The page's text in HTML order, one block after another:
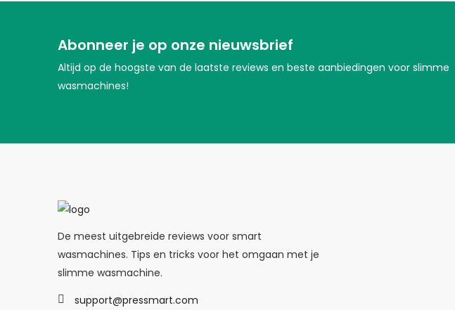
Abonneer je op onze nieuwsbrief
Altijd op de hoogste van de laatste reviews en beste aanbiedingen voor slimme
wasmachines!
De meest uitgebreide reviews voor smart
wasmachines. Tips en tricks voor het omgaan met je
slimme wasmachine.
support@pressmart.com